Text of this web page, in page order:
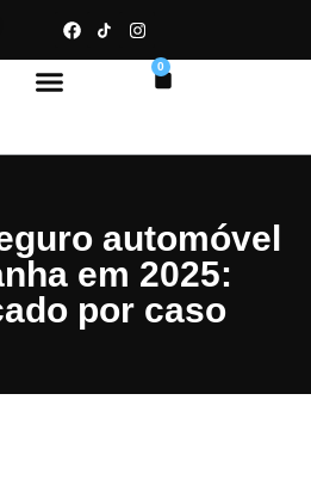
0
automóvel
em 2025:
por caso